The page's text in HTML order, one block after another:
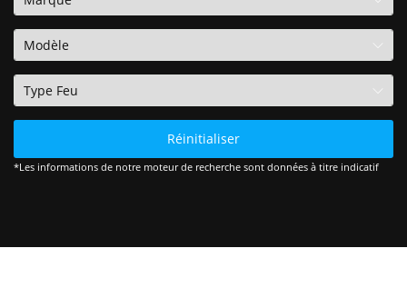
Réinitialiser
*Les informations de notre moteur de recherche sont données à titre indicatif